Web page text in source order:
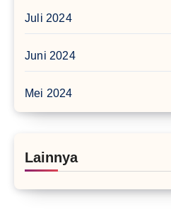
Juli 2024
Juni 2024
Mei 2024
Lainnya